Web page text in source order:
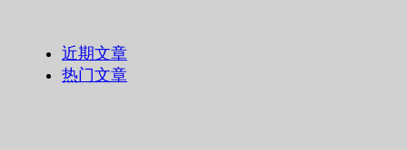
近期文章
热门文章